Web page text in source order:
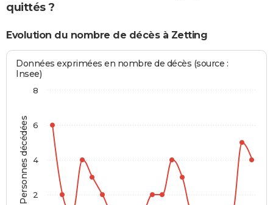
quittés ?
Evolution du nombre de décès à Zetting
Personnes décédées
Données exprimées en nombre de décès (source :
Insee)
2
4
6
8